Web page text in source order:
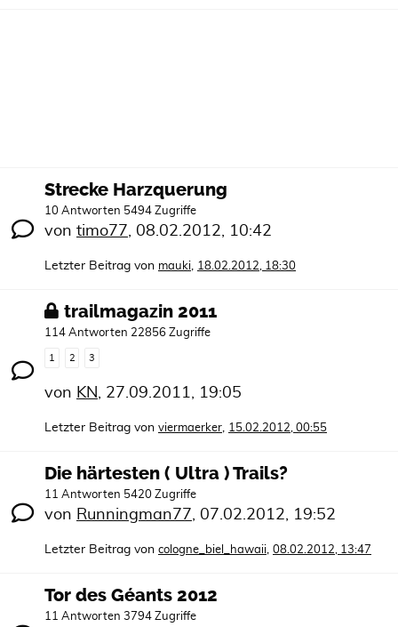
Strecke Harzquerung
10 Antworten 5494 Zugriffe
von timo77, 08.02.2012, 10:42
Letzter Beitrag von mauki, 18.02.2012, 18:30
trailmagazin 2011
114 Antworten 22856 Zugriffe
1 2 3
von KN 27.09.2011, 19:05
Letzter Beitrag von viermaerker 15.02.2012, 00:55
Die härtesten ( Ultra ) Trails?
11 Antworten 5420 Zugriffe
von Runningman77 07.02.2012, 19:52
Letzter Beitrag von cologne_biel_hawaii 08.02.2012, 13:47
Tor des Géants 2012
11 Antworten 3794 Zugriffe